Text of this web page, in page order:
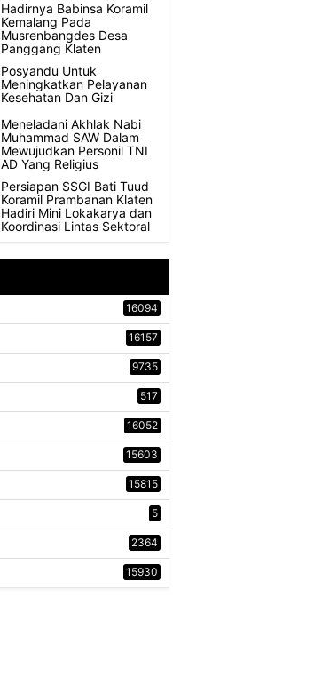
Hadirnya Babinsa Koramil
Kemalang Pada
Musrenbangdes Desa
Panggang Klaten
Posyandu Untuk
Meningkatkan Pelayanan
Kesehatan Dan Gizi
Meneladani Akhlak Nabi
Muhammad SAW Dalam
Mewujudkan Personil TNI
AD Yang Religius
Persiapan SSGI Bati Tuud
Koramil Prambanan Klaten
Hadiri Mini Lokakarya dan
Koordinasi Lintas Sektoral
16094
16157
9735
517
16052
15603
15815
5
2364
15930